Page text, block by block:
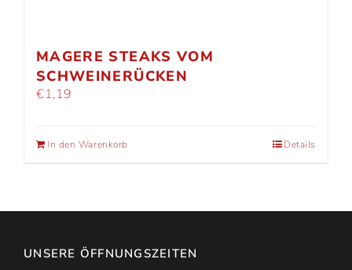
MAGERE STEAKS VOM
SCHWEINERÜCKEN
€1,19
In den Warenkorb Details
UNSERE ÖFFNUNGSZEITEN